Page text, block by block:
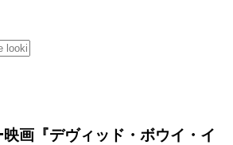
映画『デヴィッド・ボウイ・イ